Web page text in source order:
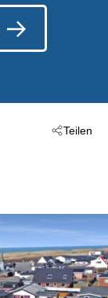
Teilen